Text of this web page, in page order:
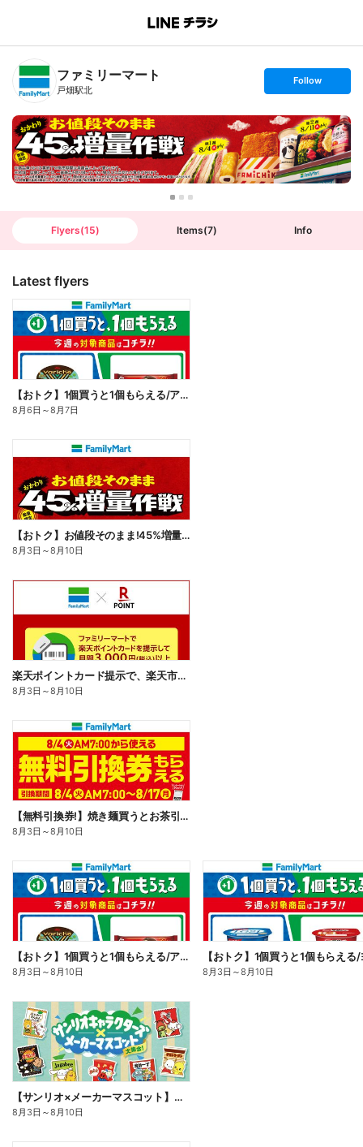
B
n
T
ファミリーマート
戸畑駅北
s
t
o
l
l
o
w
Follow
Flyers(15) Items(7) Info
Latest flyers
【おトク】1個買うと1個もらえる/アイス
8月6日 ～8月7日
【おトク】お値段そのまま!45%増量作戦!
8月3日 ～8月10日
楽天ポイントカード提示で、楽天市場でのお買い物がおトクに!
8月3日 ～8月10日
【無料引換券!】焼き麺買うとお茶引換券貰える!
8月3日 ～8月10日
【おトク】1個買うと1個もらえる/アイス
8月3日 ～8月10日 8月3日 ～8月10日
【サンリオ×メーカーマスコット】オリジナルグッズ貰える!
8月3日 ～8月10日